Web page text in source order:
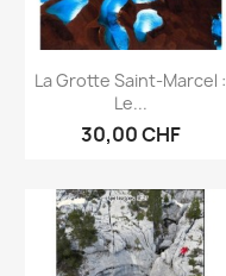
Aperçu rapide
La Grotte Saint-Marcel :
Le...
30,00 CHF